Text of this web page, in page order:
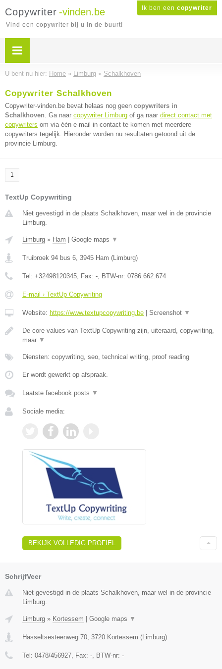
Ik ben een copywriter
Copywriter -vinden.be
Vind een copywriter bij u in de buurt!
U bent nu hier: Home » Limburg » Schalkhoven
Copywriter Schalkhoven
Copywriter-vinden.be bevat helaas nog geen copywriters in
Schalkhoven. Ga naar copywriter Limburg of ga naar direct contact met
copywriters om via één e-mail in contact te komen met meerdere
copywriters tegelijk. Hieronder worden nu resultaten getoond uit de
provincie Limburg.
1
TextUp Copywriting
Niet gevestigd in de plaats Schalkhoven, maar wel in de provincie
Limburg.
Limburg » Ham Google maps ▼
Truibroek 94 bus 6, 3945 Ham (Limburg)
Tel: +32498120345, Fax: -, BTW-nr: 0786.662.674
E-mail › TextUp Copywriting
Website: https://www.textupcopywriting.be Screenshot ▼
De core values van TextUp Copywriting zijn, uiteraard, copywriting,
maar ▼
Diensten: copywriting, seo, technical writing, proof reading
Er wordt gewerkt op afspraak.
Laatste facebook posts ▼
Sociale media:
BEKIJK VOLLEDIG PROFIEL
SchrijfVeer
Niet gevestigd in de plaats Schalkhoven, maar wel in de provincie
Limburg.
Limburg » Kortessem Google maps ▼
Hasseltsesteenweg 70 3720 Kortessem ( Limburg)
Tel: 0478/456927 , Fax: - , BTW-nr: -